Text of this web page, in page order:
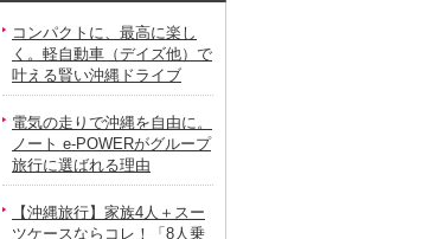
コンパクトに、最高に楽し
く。軽自動車（デイズ他）で
叶える賢い沖縄ドライブ
電気の走りで沖縄を自由に。
ノート e-POWERがグループ
旅行に選ばれる理由
【沖縄旅行】家族4人＋スー
ツケースならコレ！「8人乗